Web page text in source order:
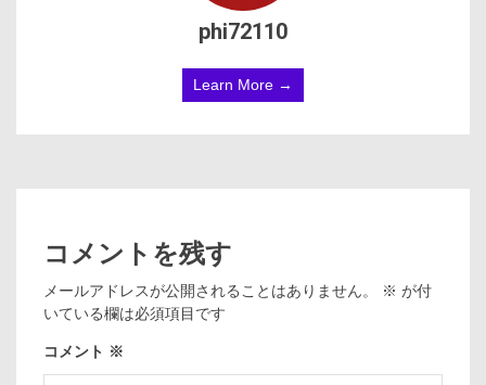
phi72110
Learn More →
コメントを残す
メールアドレスが公開されることはありません。 ※ が付
いている欄は必須項目です
コメント ※